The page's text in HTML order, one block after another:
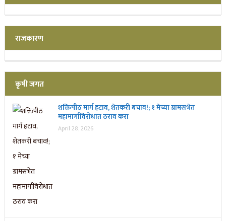
राजकारण
कृषी जगत
शक्तिपीठ मार्ग हटाव, शेतकरी बचाव!; १ मेच्या ग्रामसभेत
महामार्गाविरोधात ठराव करा
April 28, 2026